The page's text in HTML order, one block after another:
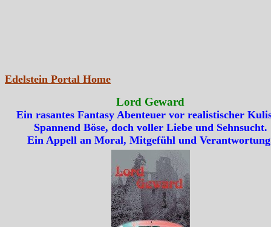
Edelstein Portal Home
Lord Geward
Ein rasantes Fantasy Abenteuer vor realistischer
Spannend Böse, doch voller Liebe und Sehnsucht.
Ein Appell an Moral, Mitgefühl und